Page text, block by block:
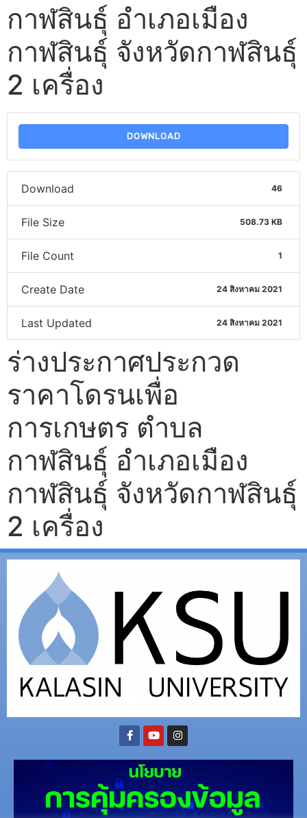
กาฬสินธุ์ อำเภอเมือง
กาฬสินธุ์ จังหวัดกาฬสินธุ์
2 เครื่อง
DOWNLOAD
Download 46
File Size 508.73 KB
File Count 1
Create Date 24 สิงหาคม 2021
Last Updated 24 สิงหาคม 2021
ร่างประกาศประกวด
ราคาโดรนเพื่อ
การเกษตร ตำบล
กาฬสินธุ์ อำเภอเมือง
กาฬสินธุ์ จังหวัดกาฬสินธุ์
2 เครื่อง